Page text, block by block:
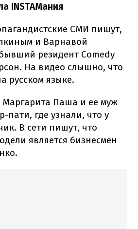
INSTAМания
СМИ пишут,
и Варнавой
резидент Comedy
На видео слышно, что
русском языке.
Маргарита Паша и ее муж
пати, где узнали, что у
В сети пишут, что
является бизнесмен